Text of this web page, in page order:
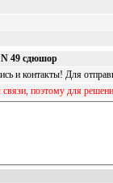
49 сдюшор
и контакты! Для
поэтому для